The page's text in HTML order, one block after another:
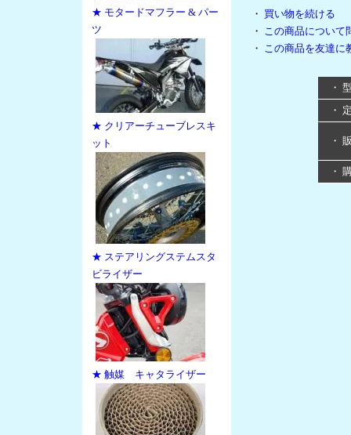
★ モタードマフラー & パー
ツ
★ クリアーチューブレスキ
ット
★ ステアリングステムスタ
ビライザー
★ 触媒 キャタライザー
・ 買い物を続ける
・ この商品について
・ この商品を友達に
・
・
・
・